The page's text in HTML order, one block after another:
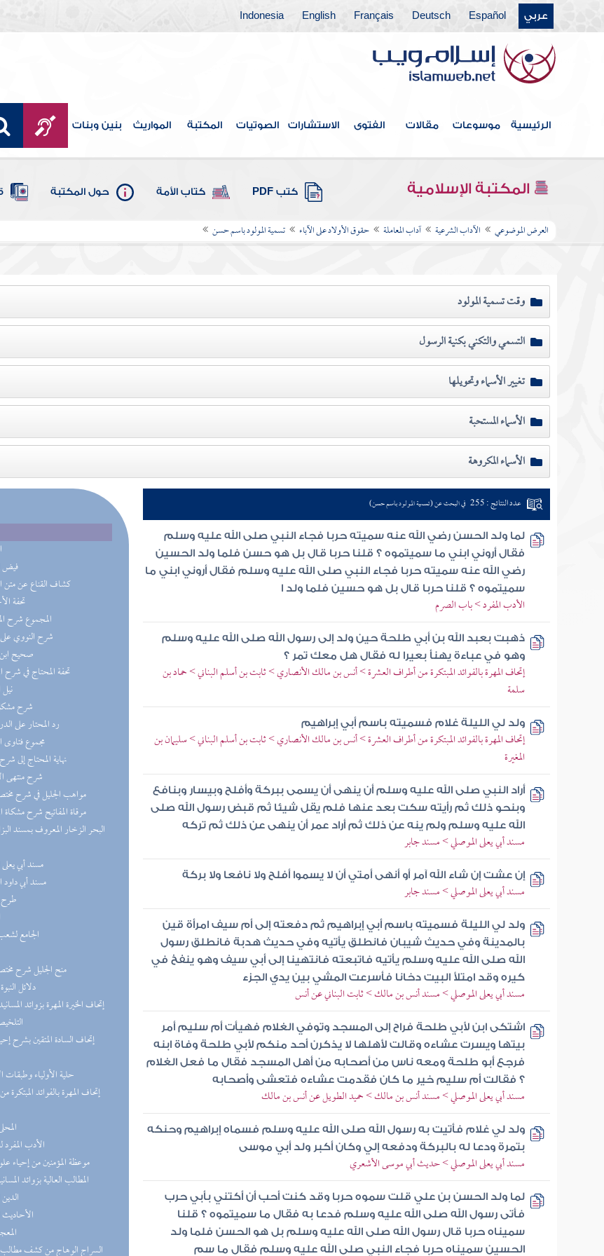
عربي Español
Deutsch
Français
English
Indonesia
الرئيسية موسوعات مقالات الفتوى الاستشارات الصوتيات المكتبة المواريث بنين وبنات
المكتبة الإسلامية كتب PDF كتاب الأمة حول المكتبة
العرض الموضوعي الآداب الشرعية آداب المعاملة حقوق الأولاد على الآباء تسمية المولود باسم حسن
وقت تسمية المولود
التسمي والتكني بكنية الرسول
تغيير الأسماء وتحويلها
الأسماء المستحبة
الأسماء المكروهة
(14)
(14) كشاف القناع عن متن
(13)
(12) المجموع
(12) شرح النووي
(11) صحيح
(10) تحفة المحتاج في شرح
(9)
(8) شرح
(8) رد المحتار على
(7) مجموع
(7) نهاية المحتاج إلى
(7) شرح منتهى
(6) مواهب الجليل في شرح
(6) مرقاة المفاتيح شرح
(5) مسند أبي
(5) مسند أبي
(5)
(4) الجامع
(4) منح الجليل شرح
(3) دلائل
(3) إتحاف الخيرة المهرة بزوائد
(3)
(2) حلية الأولياء
(2)
(2) الأدب
(2) موعظة المؤمنين من إحياء
(2) المطالب العالية بزوائد
(2)
(2)
(2)
عدد النتائج : 255 في البحث عن (تسمية المولود باسم حسن)
لما ولد الحسن رضي الله عنه سميته حربا فجاء النبي صلى الله عليه وسلم
فقال أروني ابني ما سميتموه ؟ قلنا حربا قال بل هو حسن فلما ولد الحسين
رضي الله عنه سميته حربا فجاء النبي صلى الله عليه وسلم فقال أروني ابني ما
سميتموه ؟ قلنا حربا قال بل هو حسين فلما ولد ا
الأدب المفرد > باب الصرم
ذهبت بعبد الله بن أبي طلحة حين ولد إلى رسول الله صلى الله عليه وسلم
وهو في عباءة يهنأ بعيرا له فقال هل معك تمر ؟
إتحاف المهرة بالفوائد المبتكرة من أطراف العشرة > أنس بن مالك الأنصاري > ثابت بن أسلم البناني > حماد بن
سلمة
ولد لي الليلة غلام فسميته باسم أبي إبراهيم
إتحاف المهرة بالفوائد المبتكرة من أطراف العشرة > أنس بن مالك الأنصاري > ثابت بن أسلم البناني > سليمان بن
المغيرة
أراد النبي صلى الله عليه وسلم أن ينهى أن يسمى ببركة وأفلح وبيسار وبنافع
وبنحو ذلك ثم رأيته سكت بعد عنها فلم يقل شيئا ثم قبض رسول الله صلى
الله عليه وسلم ولم ينه عن ذلك ثم أراد عمر أن ينهى عن ذلك ثم تركه
مسند أبي يعلى الموصلي > مسند جابر
إن عشت إن شاء الله آمر أو أنهى أمتي أن لا يسموا أفلح ولا نافعا ولا بركة
مسند أبي يعلى الموصلي > مسند جابر
ولد لي الليلة فسميته باسم أبي إبراهيم ثم دفعته إلى أم سيف امرأة قين
بالمدينة وفي حديث شيبان فانطلق يأتيه وفي حديث هدبة فانطلق رسول
الله صلى الله عليه وسلم يأتيه فاتبعته فانتهينا إلى أبي سيف وهو ينفخ في
كيره وقد امتلأ البيت دخانا فأسرعت المشي بين يدي الجزء
مسند أبي يعلى الموصلي > مسند أنس بن مالك > ثابت البناني عن أنس
اشتكى ابن لأبي طلحة فراح إلى المسجد وتوفي الغلام فهيأت أم سليم أمر
بيتها ويسرت عشاءه وقالت لأهلها لا يذكرن أحد منكم لأبي طلحة وفاة ابنه
فرجع أبو طلحة ومعه ناس من أصحابه من أهل المسجد فقال ما فعل الغلام
؟ فقالت أم سليم خير ما كان فقدمت عشاءه فتعشى وأصحابه
مسند أبي يعلى الموصلي > مسند أنس بن مالك > حميد الطويل عن أنس بن مالك
ولد لي غلام فأتيت به رسول الله صلى الله عليه وسلم فسماه إبراهيم وحنكه
بتمرة ودعا له بالبركة ودفعه إلي وكان أكبر ولد أبي موسى
مسند أبي يعلى الموصلي > حديث أبي موسى الأشعري
لما ولد الحسن بن علي قلت سموه حربا وقد كنت أحب أن أكتني بأبي حرب
فأتى رسول الله صلى الله عليه وسلم فدعا به فقال ما سميتموه ؟ قلنا
سميناه حربا قال رسول الله صلى الله عليه وسلم بل هو الحسن فلما ولد
الحسين سميناه حربا فجاء النبي صلى الله عليه وسلم فقال ما سم